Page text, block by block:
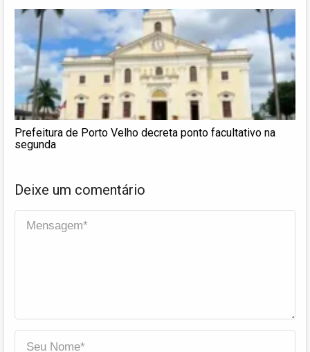
Prefeitura de Porto Velho decreta ponto facultativo na
segunda
Deixe um comentário